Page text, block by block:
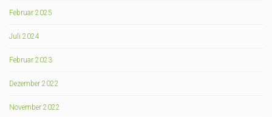
Februar 2025
Juli 2024
Februar 2023
Dezember 2022
November 2022